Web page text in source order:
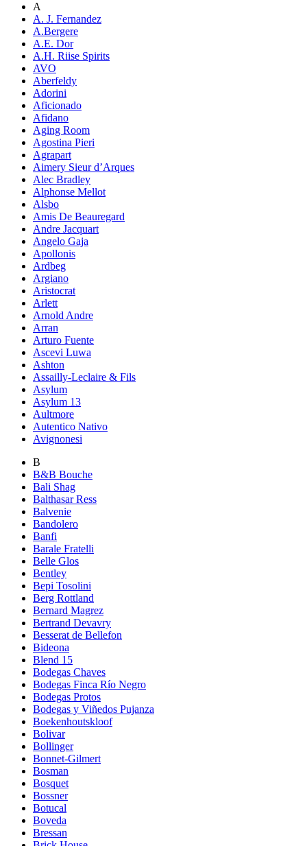
A
A. J. Fernandez
A.Bergere
A.E. Dor
A.H. Riise Spirits
AVO
Aberfeldy
Adorini
Aficionado
Afidano
Aging Room
Agostina Pieri
Agrapart
Aimery Sieur d’Arques
Alec Bradley
Alphonse Mellot
Alsbo
Amis De Beauregard
Andre Jacquart
Angelo Gaja
Apollonis
Ardbeg
Argiano
Aristocrat
Arlett
Arnold Andre
Arran
Arturo Fuente
Ascevi Luwa
Ashton
Assailly-Leclaire & Fils
Asylum
Asylum 13
Aultmore
Autentico Nativo
Avignonesi
B
B&B Bouche
Bali Shag
Balthasar Ress
Balvenie
Bandolero
Banfi
Barale Fratelli
Belle Glos
Bentley
Bepi Tosolini
Berg Rottland
Bernard Magrez
Bertrand Devavry
Besserat de Bellefon
Bideona
Blend 15
Bodegas Chaves
Bodegas Finca Río Negro
Bodegas Protos
Bodegas y Viñedos Pujanza
Boekenhoutskloof
Bolivar
Bollinger
Bonnet-Gilmert
Bosman
Bosquet
Bossner
Botucal
Boveda
Bressan